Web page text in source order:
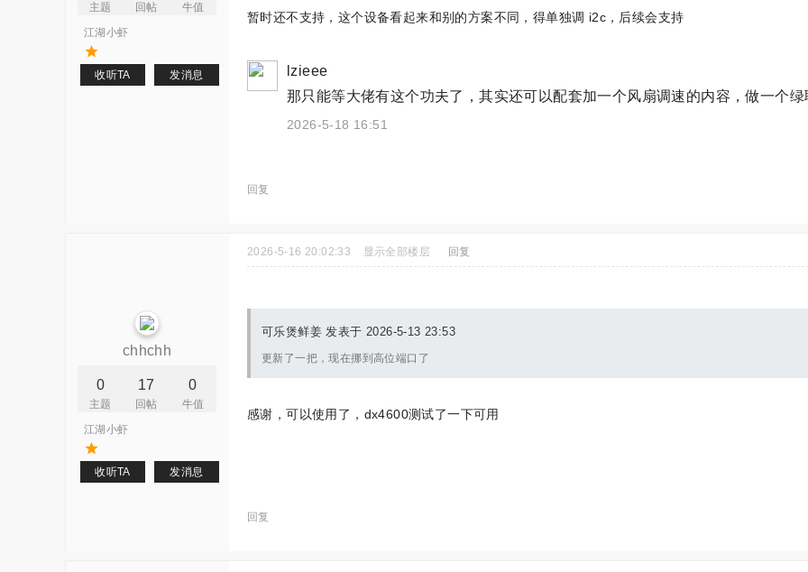
主题 回帖
牛值
江湖小虾
收听TA 发消息
暂时还不支持，这个设备看起来和别的方案不同，得单独调 i2c，后续会支持
lzieee
那只能等大佬有这个功夫了，其实还可以配套加一个风扇调速的内容，做一个
2026-5-18 16:51
回复
chhchh
0
主题
17
回帖
0
牛值
江湖小虾
收听TA 发消息
2026-5-16 20:02:33 显示全部楼层 回复
可乐煲鲜姜 发表于 2026-5-13 23:53
更新了一把，现在挪到高位端口了
感谢，可以使用了，dx4600测试了一下可用
回复